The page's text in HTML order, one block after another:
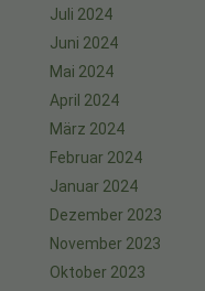
Juli 2024
Juni 2024
Mai 2024
April 2024
März 2024
Februar 2024
Januar 2024
Dezember 2023
November 2023
Oktober 2023